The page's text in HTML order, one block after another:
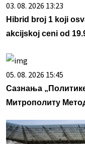
03. 08. 2026 13:23
Hibrid broj 1 koji
akcijskoj ceni od
05. 08. 2026 15:45
Сазнања
Митрополиту